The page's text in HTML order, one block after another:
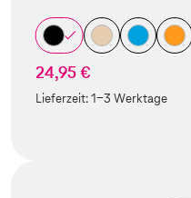
24,95 €
Lieferzeit:1-3 Werktage